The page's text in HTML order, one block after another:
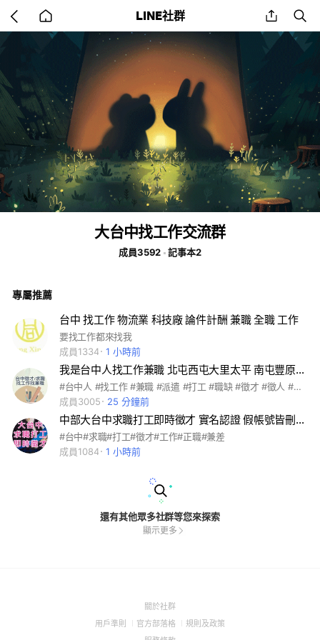
back
to
home
LINE社群 share
大台中找工作交流群
成員3592 記事本2
專屬推薦
台中 找工作 物流業 科技廠 論件計酬 兼職 全職 工作
要找工作都來找我
成員1334
1 小時前
我是台中人找工作兼職 北屯西屯大里太平 南屯豐原北區南區西區 潭子沙鹿大雅清水 烏日龍井東區大甲
#台中人 #找工作 #兼職 #派遣 #打工 #職缺 #徵才 #徵人 #求職 #賺錢 #日領 #周領 #台中 #北屯 #西屯 #大里 #太平 #南屯 #豐原 #北區 #南區 #西區 #潭子 #沙鹿 #大雅 #清水 #烏日 #龍井 #東區 #大甲 #神岡 #霧峰 #梧棲 #大肚 #后里 #東勢 #外埔 #新社 #大安 #中區 #石崗 #和平 🚨 免責聲明：本社群僅為提供信息交流的平台，對於任何在此發布的招聘信息之真實性、合法性或準確性不負任何責任。請求職者在應對招聘信息時，務必自行核實並保持警覺，避免洩露個人敏感信息或財務資料。因信任招聘信息而產生的任何損失或損害，本社群及其管理者概不負責。
成員3005
25 分鐘前
中部大台中求職打工即時徵才 實名認證 假帳號皆刪 安心徵才
#台中#求職#打工#徵才#工作#正職#兼差
成員1084
1 小時前
還有其他眾多社群等您來探索
顯示更多
關於社群(Open
用戶準則
(Open
官方部落格
(Open
規則及政策(Open